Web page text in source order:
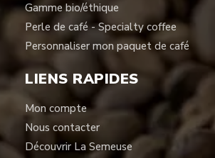
Gamme bio/éthique
Perle de café - Specialty coffee
Personnaliser mon paquet de café
LIENS RAPIDES
Mon compte
Nous contacter
Découvrir La Semeuse